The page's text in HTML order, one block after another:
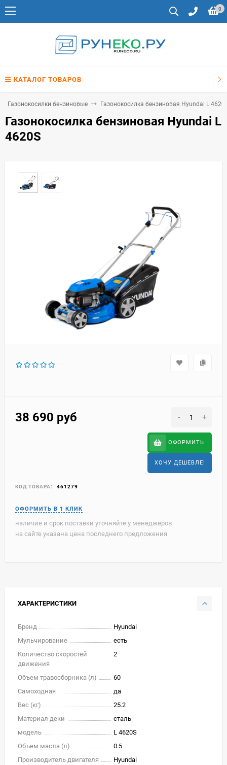
0
КАТАЛОГ ТОВАРОВ
Газонокосилки бензиновые Газонокосилка бензиновая Hyundai L
Газонокосилка бензиновая Hyundai L
4620S
38 690 руб - +
ОФОРМИТЬ
ХОЧУ ДЕШЕВЛЕ!
КОД ТОВАРА: 461279
наличие и срок поставки уточняйте у менеджеров
на сайте указана цена последнего предложения
ХАРАКТЕРИСТИКИ
Бренд
Hyundai
Мульчирование
есть
Количество скоростей
движения
2
Объем травосборника (л)
60
Самоходная
да
Вес (кг)
25.2
Материал деки
сталь
модель
L 4620S
Объем масла (л)
0.5
Производитель двигателя
Hyundai